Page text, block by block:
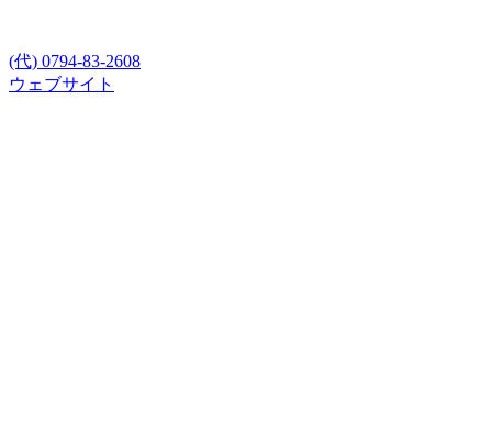
(代) 0794-83-2608
ウェブサイト